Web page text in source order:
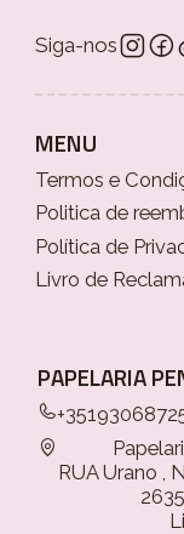
Siga-nos
MENU
Termos e
Politica de
Política de
Livro de
PAPELARIA
RUA Urano ,